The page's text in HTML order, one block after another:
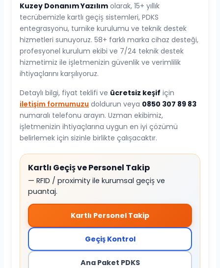
Kuzey Donanım Yazılım olarak, 15+ yıllık
tecrübemizle kartlı geçiş sistemleri, PDKS
entegrasyonu, turnike kurulumu ve teknik destek
hizmetleri sunuyoruz. 58+ farklı marka cihaz desteği,
profesyonel kurulum ekibi ve 7/24 teknik destek
hizmetimiz ile işletmenizin güvenlik ve verimlilik
ihtiyaçlarını karşılıyoruz.
Detaylı bilgi, fiyat teklifi ve ücretsiz keşif için
iletişim formumuzu doldurun veya 0850 307 89 83
numaralı telefonu arayın. Uzman ekibimiz,
işletmenizin ihtiyaçlarına uygun en iyi çözümü
belirlemek için sizinle birlikte çalışacaktır.
Kartlı Geçiş ve Personel Takip
— RFID / proximity ile kurumsal geçiş ve
puantaj.
Kartlı Personel Takip
Geçiş Kontrol
Ana Paket PDKS